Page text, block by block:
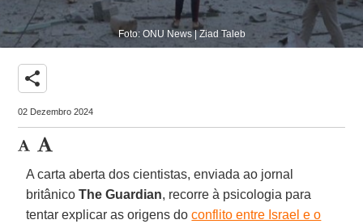
Foto: ONU News | Ziad Taleb
share
02 Dezembro 2024
A carta aberta dos cientistas, enviada ao jornal
britânicoThe Guardian, recorre à psicologia para
tentar explicar as origens doconflito entre Israel e o